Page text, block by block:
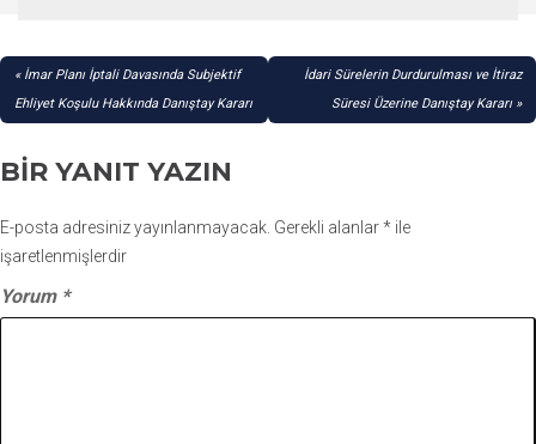
YAZI
GEZINMESI
İmar Planı İptali Davasında Subjektif
Ehliyet Koşulu Hakkında Danıştay Kararı
İdari Sürelerin Durdurulması ve İtiraz
Süresi Üzerine Danıştay Kararı
BIR YANIT YAZIN
E-posta adresiniz yayınlanmayacak. Gerekli alanlar* ile
işaretlenmişlerdir
Yorum *